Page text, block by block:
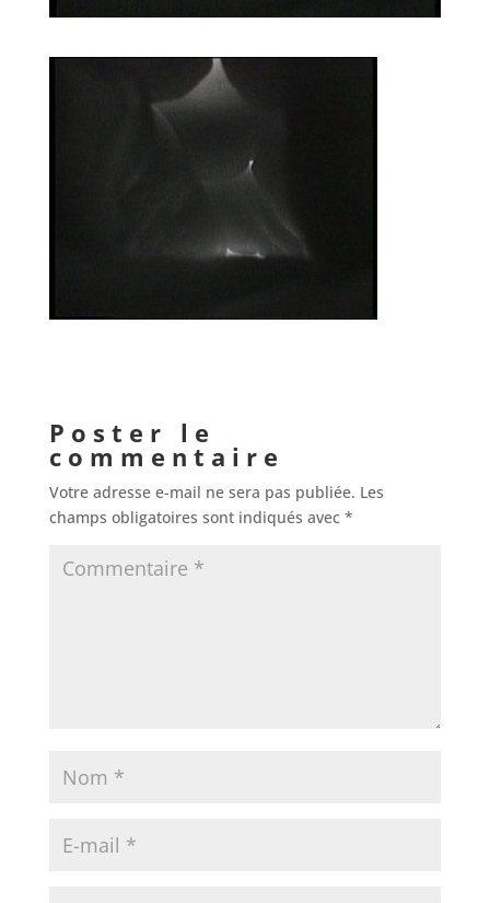
Poster le
commentaire
Votre adresse e-mail ne sera pas publiée. Les
champs obligatoires sont indiqués avec *